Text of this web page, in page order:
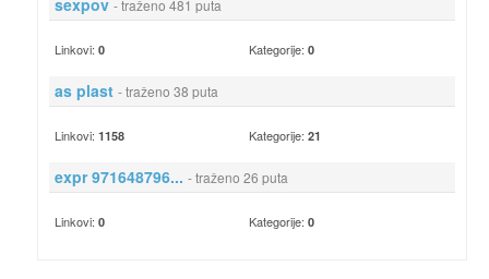
sexpov - traženo 481 puta
Linkovi: 0 Kategorije:0
as plast - traženo 38 puta
Linkovi: 1158 Kategorije:21
expr 971648796... - traženo 26 puta
Linkovi: 0 Kategorije:0